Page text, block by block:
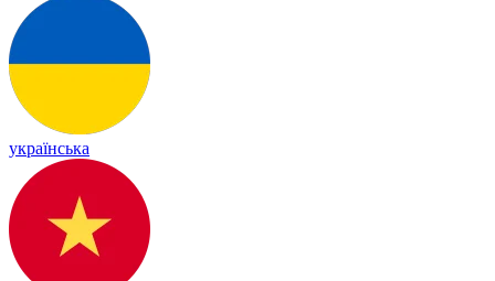
українська